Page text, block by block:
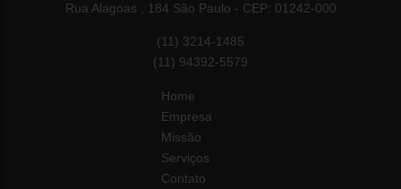
Rua Alagoas , 184 São Paulo - CEP: 01242-000
(11) 3214-1485
(11) 94392-5579
Home
Empresa
Missão
Serviços
Contato